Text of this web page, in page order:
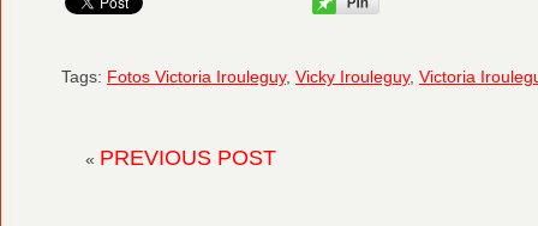
Tags: Fotos Victoria Irouleguy, Vicky Irouleguy, Victoria
« PREVIOUS POST